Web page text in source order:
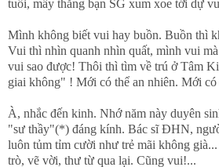
tuổi, mấy thằng bạn SG xum xoe tới dự
Mình không biết vui hay buồn. Buồn thì
Vui thì nhìn quanh nhìn quất, mình vui
vui sao được! Thôi thì tìm về trú ở Tâm
giai không" ! Mới có thể an nhiên. Mới có
À, nhắc đến kinh. Nhớ năm này duyên
"sư thầy"(*) đáng kính. Bác sĩ ĐHN,
luôn tủm tỉm cười như trẻ mãi không
trò, vẽ vời, thư từ qua lại. Cũng vui!...